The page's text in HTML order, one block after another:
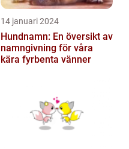
14 januari 2024
Hundnamn: En översikt av
namngivning för våra
kära fyrbenta vänner